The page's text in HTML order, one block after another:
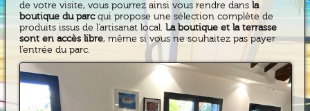
de votre visite, vous pourrez ainsi vous rendre dans la
boutique du parcqui propose une sélection complète de
produits issus de l’artisanat local.La boutique et la terrasse
sont en accès libre, même si vous ne souhaitez pas payer
l’entrée du parc.